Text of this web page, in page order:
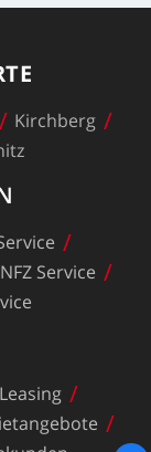
Kirchberg
NFZ Service
Leasing